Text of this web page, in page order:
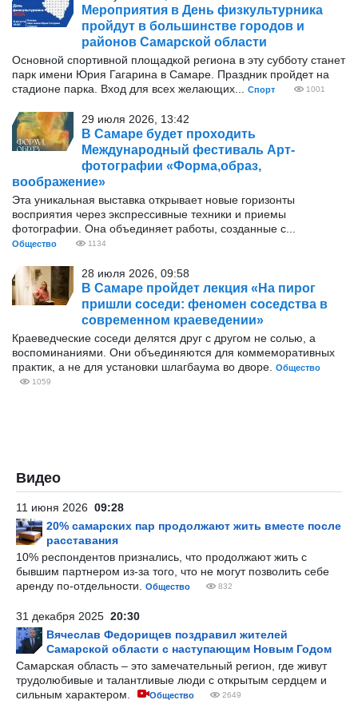
Мероприятия в День физкультурника
пройдут в большинстве городов и
районов Самарской области
Основной спортивной площадкой региона в эту субботу станет
парк имени Юрия Гагарина в Самаре. Праздник пройдет на
стадионе парка. Вход для всех желающих...
Спорт 1001
29 июля 2026, 13:42
В Самаре будет проходить
Международный фестиваль Арт-
фотографии «Форма,образ,
воображение»
Эта уникальная выставка открывает новые горизонты
восприятия через экспрессивные техники и приемы
фотографии. Она объединяет работы, созданные с...
Общество 1134
28 июля 2026, 09:58
В Самаре пройдет лекция «На пирог
пришли соседи: феномен соседства в
современном краеведении»
Краеведческие соседи делятся друг с другом не солью, а
воспоминаниями. Они объединяются для коммеморативных
практик, а не для установки шлагбаума во дворе.
Общество
1059
Видео
11 июня 2026 09:28
20% самарских пар продолжают жить вместе после
расставания
10% респондентов признались, что продолжают жить с
бывшим партнером из-за того, что не могут позволить себе
аренду по-отдельности.
Общество 832
31 декабря 2025 20:30
Вячеслав Федорищев поздравил жителей
Самарской области с наступающим Новым Годом
Самарская область – это замечательный регион, где живут
трудолюбивые и талантливые люди с открытым сердцем и
сильным характером.
Общество 2649